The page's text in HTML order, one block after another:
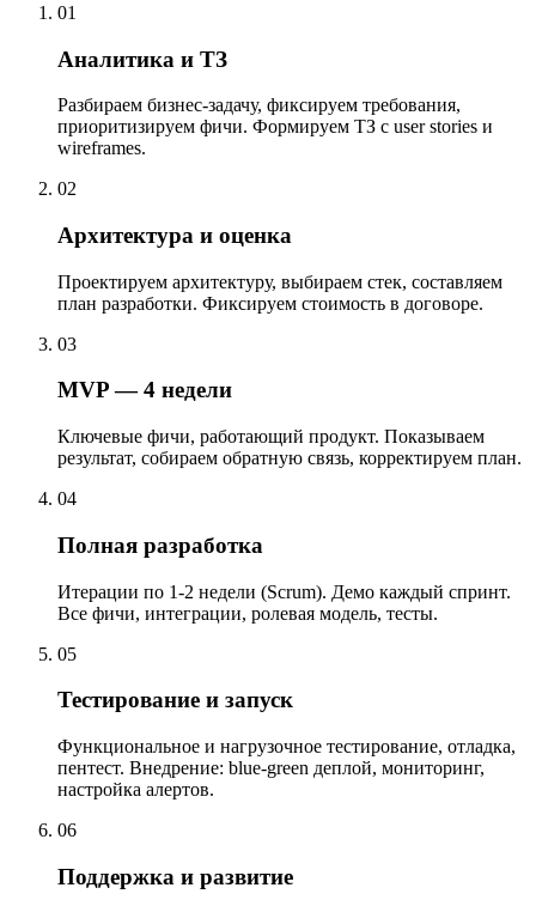
01
Аналитика и ТЗ
Разбираем бизнес-задачу, фиксируем требования,
приоритизируем фичи. Формируем ТЗ с user stories и
wireframes.
02
Архитектура и оценка
Проектируем архитектуру, выбираем стек, составляем
план разработки. Фиксируем стоимость в договоре.
03
MVP — 4 недели
Ключевые фичи, работающий продукт. Показываем
результат, собираем обратную связь, корректируем план.
04
Полная разработка
Итерации по 1-2 недели (Scrum). Демо каждый спринт.
Все фичи, интеграции, ролевая модель, тесты.
05
Тестирование и запуск
Функциональное и нагрузочное тестирование, отладка,
пентест. Внедрение: blue-green деплой, мониторинг,
настройка алертов.
06
Поддержка и развитие